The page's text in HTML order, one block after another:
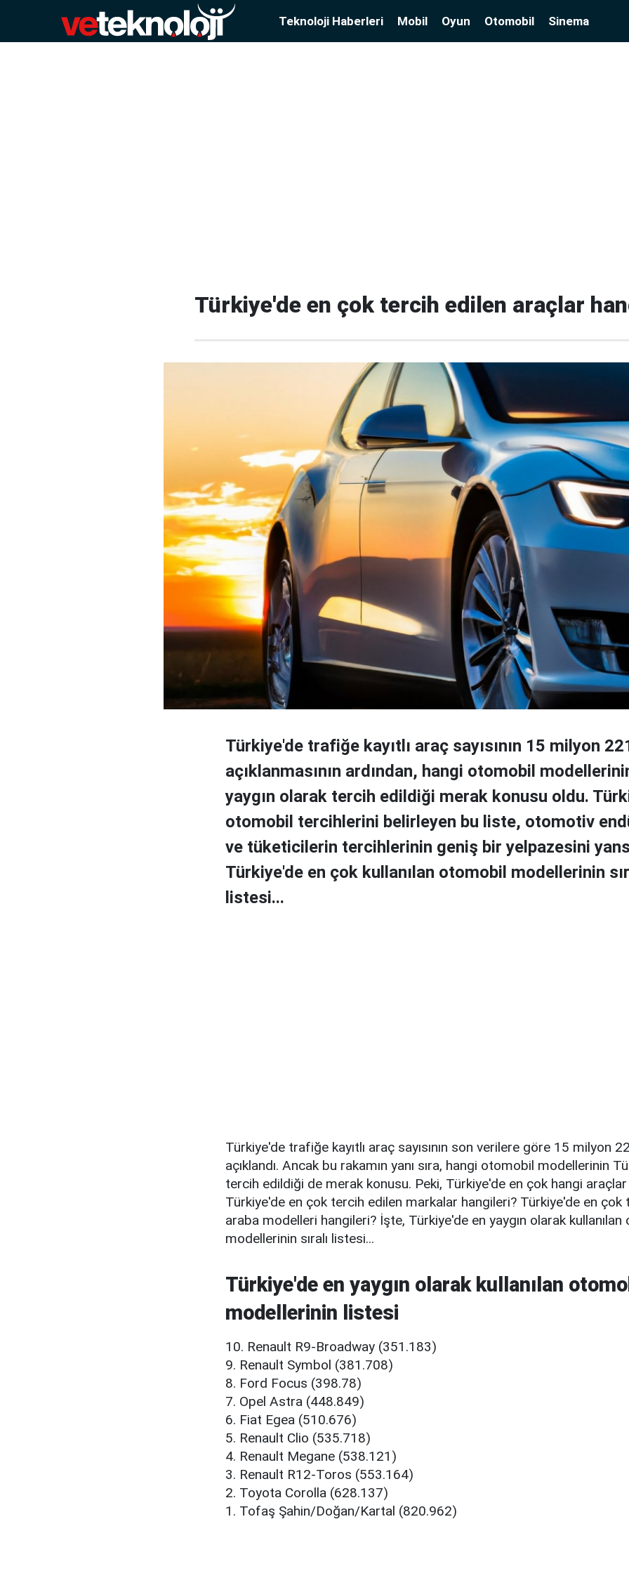
Teknoloji Haberleri Mobil Oyun Otomobil Sinema
Türkiye'de en çok tercih edilen araçlar
Türkiye'de trafiğe kayıtlı araç sayısının 15 milyon
açıklanmasının ardından, hangi otomobil
yaygın olarak tercih edildiği merak konusu oldu.
otomobil tercihlerini belirleyen bu liste, otomotiv
ve tüketicilerin tercihlerinin geniş bir yelpazesini
Türkiye'de en çok kullanılan otomobil modellerinin
listesi...
Türkiye'de trafiğe kayıtlı araç sayısının son verilere göre 15 milyon
açıklandı. Ancak bu rakamın yanı sıra, hangi otomobil modellerinin
tercih edildiği de merak konusu. Peki, Türkiye'de en çok hangi araçlar
Türkiye'de en çok tercih edilen markalar hangileri? Türkiye'de en çok
araba modelleri hangileri? İşte, Türkiye'de en yaygın olarak
modellerinin sıralı listesi...
Türkiye'de en yaygın olarak kullanılan
modellerinin listesi
10. Renault R9-Broadway (351.183)
9. Renault Symbol (381.708)
8. Ford Focus (398.78)
7. Opel Astra (448.849)
6. Fiat Egea (510.676)
5. Renault Clio (535.718)
4. Renault Megane (538.121)
3. Renault R12-Toros (553.164)
2. Toyota Corolla (628.137)
1. Tofaş Şahin/Doğan/Kartal (820.962)